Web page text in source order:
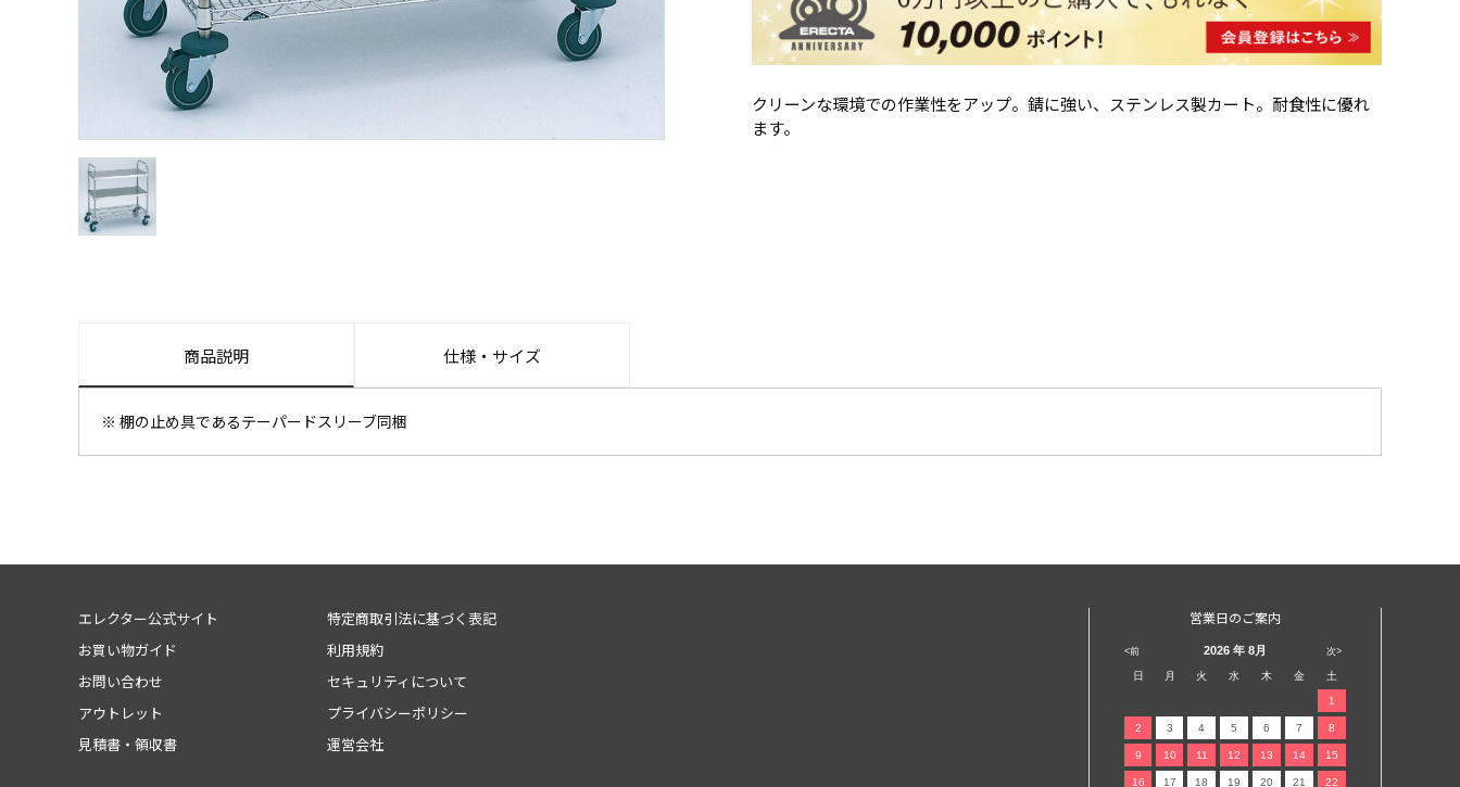
クリーンな環境での作業性をアップ。錆に強い、ステンレス製カート。耐食性に優れ
ます。
商品説明 仕様・サイズ
※ 棚の止め具であるテーパードスリーブ同梱
エレクター公式サイト
お買い物ガイド
お問い合わせ
アウトレット
見積書・領収書
特定商取引法に基づく表記
利用規約
セキュリティについて
プライバシーポリシー
運営会社
営業日のご案内
<前 次>
2026 年 8月
日 月 火 水 木 金 土
1
2 3 4 5 6 7 8
9 10 11 12 13 14 15
16 17 18 19 20 21 22